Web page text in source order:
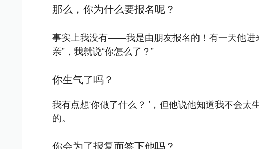
那么，你为什么要报名呢？
事实上我没有——我是由朋友报名的！有一天他进
亲”，我就说“你怎么了？”
你生气了吗？
我有点想‘你做了什么？ ’，但他说他知道我不会
的。